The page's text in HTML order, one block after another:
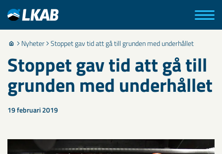
Nyheter Stoppet gav tid att gå till grunden med underhållet
Stoppet gav tid att gå till
grunden med underhållet
19 februari 2019